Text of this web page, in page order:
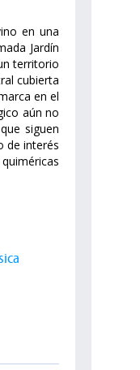
en una
Jardín
territorio
cubierta
en el
aún no
siguen
de interés